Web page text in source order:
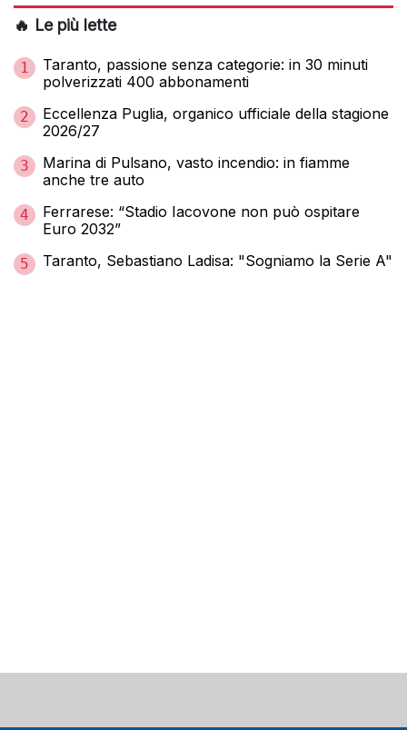
🔥 Le più lette
1
Taranto, passione senza categorie: in 30 minuti
polverizzati 400 abbonamenti
2
Eccellenza Puglia, organico ufficiale della stagione
2026/27
3
Marina di Pulsano, vasto incendio: in fiamme
anche tre auto
4
Ferrarese: “Stadio Iacovone non può ospitare
Euro 2032”
5 Taranto, Sebastiano Ladisa: "Sogniamo la Serie A"